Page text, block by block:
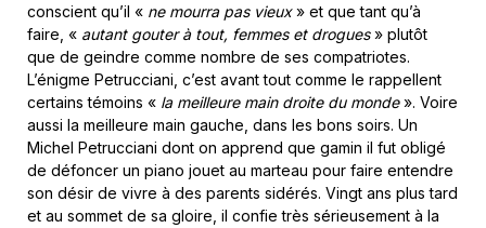
conscient qu’il « ne mourra pas vieux» et que tant qu’à
faire, « autant gouter à tout, femmes et drogues» plutôt
que de geindre comme nombre de ses compatriotes.
L’énigme Petrucciani, c’est avant tout comme le rappellent
certains témoins « la meilleure main droite du monde». Voire
aussi la meilleure main gauche, dans les bons soirs. Un
Michel Petrucciani dont on apprend que gamin il fut obligé
de défoncer un piano jouet au marteau pour faire entendre
son désir de vivre à des parents sidérés. Vingt ans plus tard
et au sommet de sa gloire, il confie très sérieusement à la